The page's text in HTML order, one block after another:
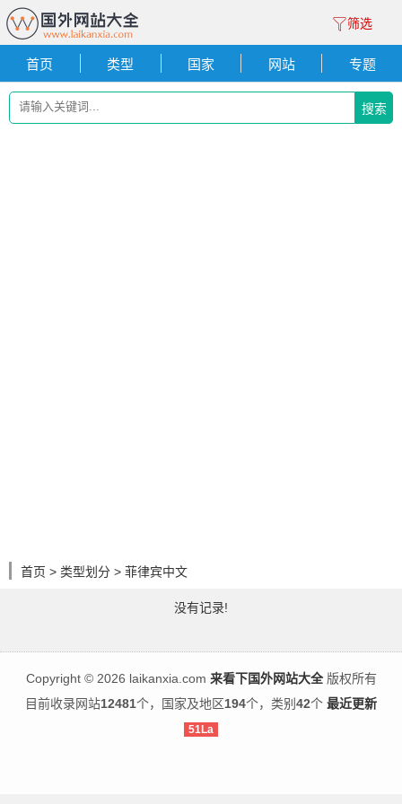
筛选
首页 类型 国家 网站 专题
搜索
首页 > 类型划分 > 菲律宾中文
没有记录!
Copyright ©2026 laikanxia.com 来看下国外网站大全版权所有
目前收录网站12481个，国家及地区194个，类别 42个 最近更新
51La